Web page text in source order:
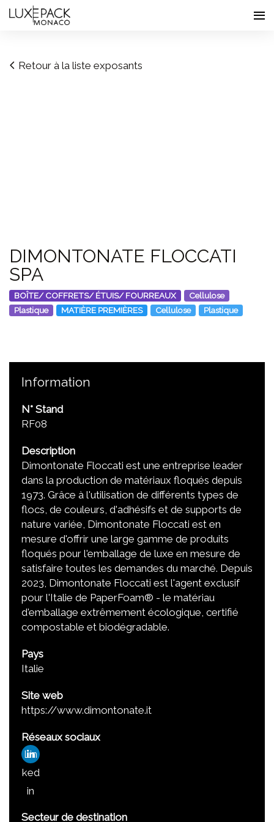
Consent choices
Retour à la liste exposants
DIMONTONATE FLOCCATI
SPA
BOÎTE/ COFFRETS/ ÉTUIS/ FOURREAUX
Cellulose
Plastique
MATIÈRE PREMIÈRES Cellulose Plastique
Information
N° Stand
RF08
Description
Dimontonate Floccati est une entreprise leader
dans la production de matériaux floqués depuis
1973. Grâce à l'utilisation de différents types de
flocs, de couleurs, d'adhésifs et de supports de
nature variée, Dimontonate Floccati est en
mesure d'offrir une large gamme de produits
floqués pour l'emballage de luxe en mesure de
satisfaire toutes les demandes du marché. Depuis
2023, Dimontonate Floccati est l'agent exclusif
pour l'Italie de PaperFoam® - le matériau
d'emballage extrêmement écologique, certifié
compostable et biodégradable.
Pays
Italie
Site web
https://www.dimontonate.it
Réseaux sociaux
Lin
ked
in
Secteur de destination